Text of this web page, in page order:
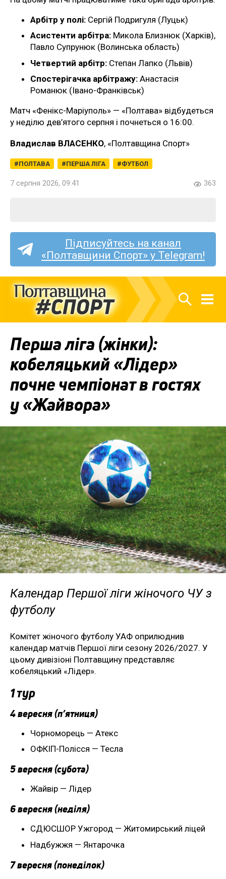
Арбітр у полі: Сергій Подригуля (Луцьк)
Асистенти арбітра: Микола Близнюк (Харків),
Павло Супрунюк (Волинська область)
Четвертий арбітр: Степан Лапко (Львів)
Спостерігачка арбітражу: Анастасія
Романюк (Івано-Франківськ)
Матч «Фенікс-Маріуполь» — «Полтава» відбудеться
у неділю дев’ятого серпня і почнеться о 16:00.
Владислав ВЛАСЕНКО, «Полтавщина Спорт»
ПОЛТАВА ПЕРША ЛІГА ФУТБОЛ
7 серпня 2026, 09:41 363
Підписуйтесь на канал
«Полтавщини Спорт» у Telegram!
Перша ліга (жінки):
кобеляцький «Лідер»
почне чемпіонат в гостях
у «Жайвора»
Календар Першої ліги жіночого ЧУ з
футболу
Комітет жіночого футболу УАФ оприлюднив
календар матчів Першої ліги сезону 2026/2027. У
цьому дивізіоні Полтавщину представляє
кобеляцький «Лідер».
1 тур
4 вересня (п’ятниця)
Чорноморець — Атекс
ОФКІП-Полісся — Тесла
5 вересня (субота)
Жайвір — Лідер
6 вересня (неділя)
СДЮСШОР Ужгород — Житомирський ліцей
Надбужжя — Янтарочка
7 вересня (понеділок)